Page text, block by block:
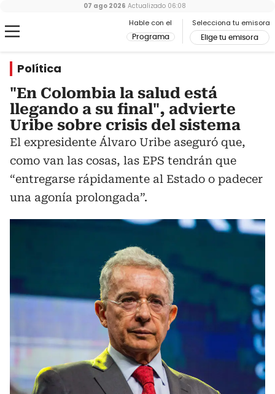
Hable con el
Programa
Selecciona tu emisora
Elige tu emisora
07 ago 2026 Actualizado 06:08
Política
"En Colombia la salud está
llegando a su final", advierte
Uribe sobre crisis del sistema
El expresidente Álvaro Uribe aseguró que,
como van las cosas, las EPS tendrán que
“entregarse rápidamente al Estado o padecer
una agonía prolongada”.